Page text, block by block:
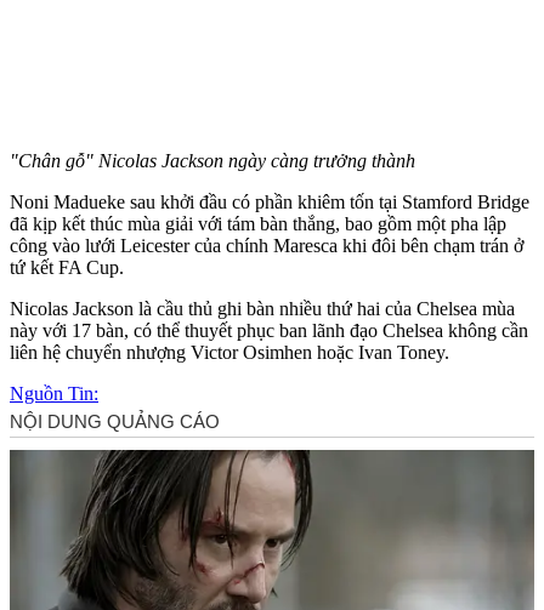
"Chân gỗ" Nicolas Jackson ngày càng trưởng thành
Noni Madueke sau khởi đầu có phần khiêm tốn tại Stamford Bridge
đã kịp kết thúc mùa giải với tám bàn thắng, bao gồm một pha lập
công vào lưới Leicester của chính Maresca khi đôi bên chạm trán ở
tứ kết FA Cup.
Nicolas Jackson là cầu thủ ghi bàn nhiều thứ hai của Chelsea mùa
này với 17 bàn, có thể thuyết phục ban lãnh đạo Chelsea không cần
liên hệ chuyển nhượng Victor Osimhen hoặc Ivan Toney.
Nguồn Tin: